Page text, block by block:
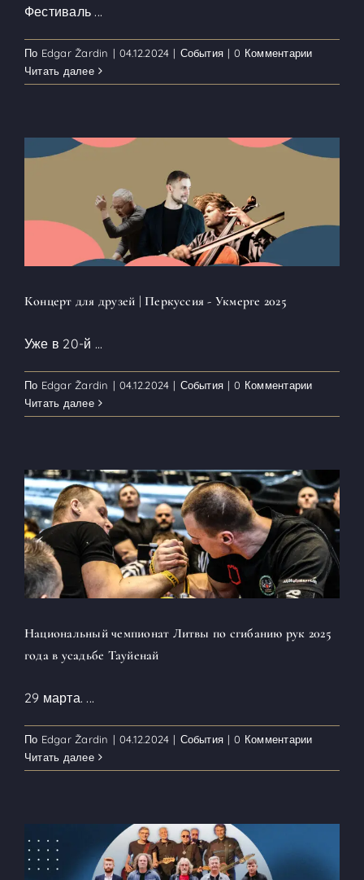
Фестиваль...
По Edgar Žardin | 04.12.2024 | События | 0 Комментарии
Читать далее
Концерт для друзей | Перкуссия - Укмерге 2025
Уже в 20-й ...
По Edgar Žardin | 04.12.2024 | События | 0 Комментарии
Читать далее
Национальный чемпионат Литвы по сгибанию рук 2025
года в усадьбе Тауйенай
29 марта. ...
По Edgar Žardin | 04.12.2024 | События | 0 Комментарии
Читать далее